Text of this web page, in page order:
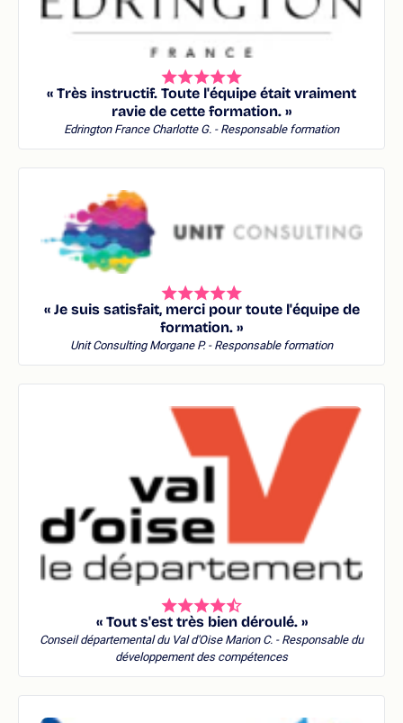
« Très instructif. Toute l'équipe était vraiment
ravie de cette formation. »
Edrington France Charlotte G. - Responsable formation
« Je suis satisfait, merci pour toute l'équipe de
formation. »
Unit Consulting Morgane P. - Responsable formation
« Tout s'est très bien déroulé. »
Conseil départemental du Val d'Oise Marion C. - Responsable du
développement des compétences